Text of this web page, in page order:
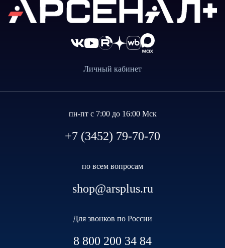
Личный кабинет
пн-пт с 7:00 до 16:00 Мск
+7 (3452) 79-70-70
по всем вопросам
shop@arsplus.ru
Для звонков по России
8 800 200 34 84